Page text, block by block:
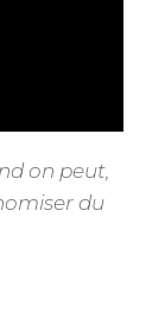
on peut,
du